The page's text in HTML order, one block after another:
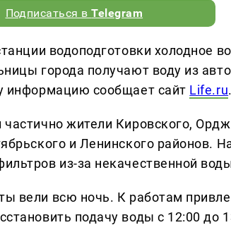
Подписаться вTelegram
водоподготовки холодное
города получают воду из
информацию сообщает сайт Life.ru.
жители Кировского,
и Ленинского районов.
из-за некачественной
вели всю ночь. К работам
подачу воды с 12:00 до